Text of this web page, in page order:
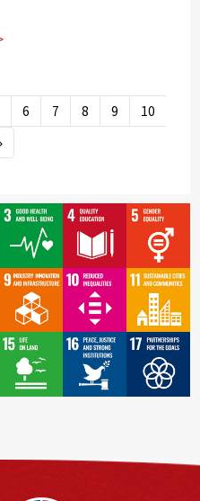
6 7 8 9 10